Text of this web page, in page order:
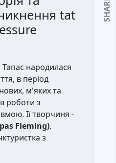
tat
Тапас народилася
в період
м'яких та
роботи з
Її творчиня -
Fleming),
з
SHARE